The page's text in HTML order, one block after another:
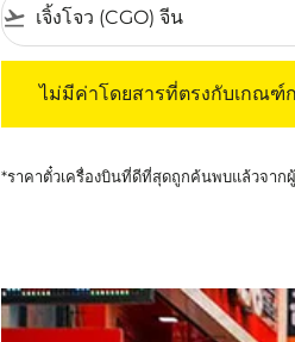
flight_takeoff
ไม่มีค่าโดยสารที่ตรงกับเกณ
*ราคาตั๋วเครื่องบินที่ดีที่สุดถูกค้นพบแล้วจาก